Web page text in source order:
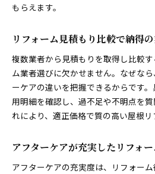
もらえます。
リフォーム見積もり比較で納得
複数業者から見積もりを取得し比較
ム業者選びに欠かせません。なぜな
ーケアの違いを把握できるからです
用明細を確認し、過不足や不明点を
れにより、適正価格で質の高い屋根リ
アフターケアが充実したリフォ
アフターケアの充実度は、リフォーム